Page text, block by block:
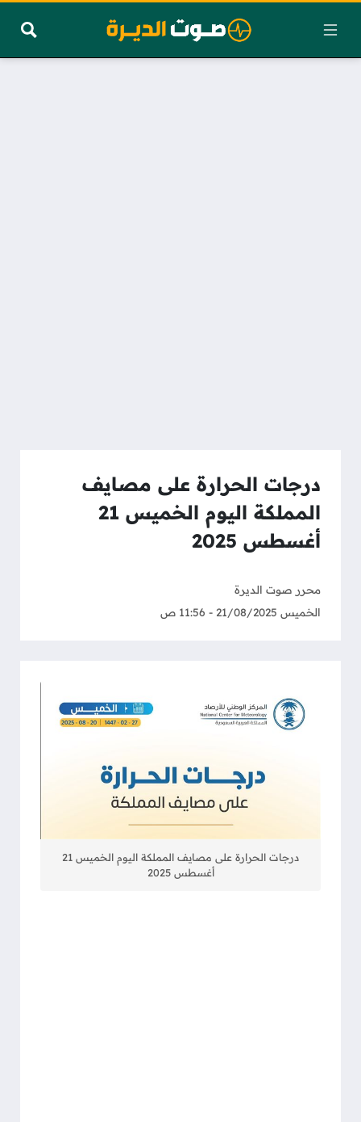
درجات الحرارة على مصايف
المملكة اليوم الخميس 21
أغسطس 2025
محرر صوت الديرة
الخميس 21/08/2025 - 11:56 ص
درجات الحرارة على مصايف المملكة اليوم الخميس 21
أغسطس 2025